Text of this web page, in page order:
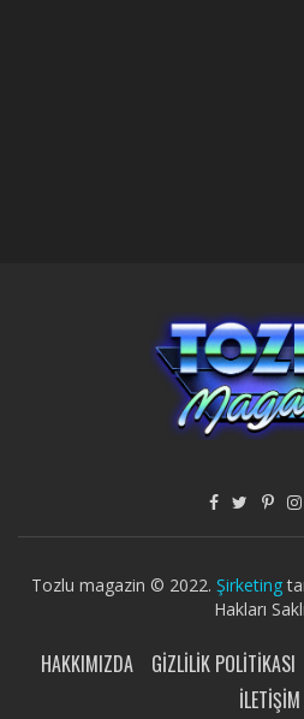
Tozlu magazin © 2022. Şirketing
Hakları
HAKKIMIZDA GIZLILIK POLITIKASI
İLETIŞIM